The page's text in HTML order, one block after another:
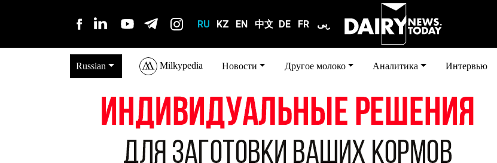
RU KZ EN 中文 DE FR عربى
Russian Milkypedia Новости Другое молоко Аналитика Интервью